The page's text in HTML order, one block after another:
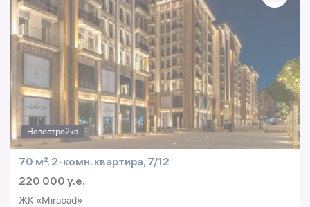
Новостройка
70 м², 2-комн. квартира, 7/12
220 000 y.e.
ЖК «Mirabad»